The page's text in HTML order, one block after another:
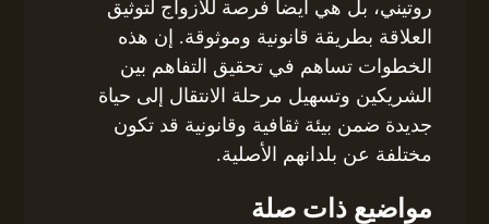
روتيني، بل هي أيضا فرصة للأزواج لتوثيق
العلاقة بطريقة قانونية وموثوقة. إن هذه
الخطوات تساهم في تحقيق التفاهم بين
الشريكين وتسهيل مرحلة الانتقال إلى حياة
جديدة ضمن بيئة ثقافية وقانونية قد تكون
مختلفة عن بلدانهم الأصلية.
مواضيع ذات صلة